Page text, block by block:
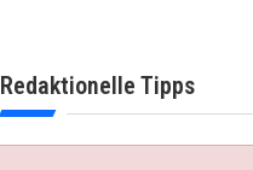
Redaktionelle Tipps